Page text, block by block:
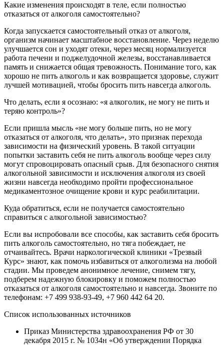
Какие изменения происходят в теле, если полностью
отказаться от алкоголя самостоятельно?
Когда запускается самостоятельный отказ от алкоголя,
организм начинает масштабное восстановление. Через неделю
улучшается сон и уходят отеки, через месяц нормализуется
работа печени и поджелудочной железы, восстанавливается
память и снижается общая тревожность. Понимание того, как
хорошо не пить алкоголь и как возвращается здоровье, служит
лучшей мотивацией, чтобы бросить пить навсегда алкоголь.
Что делать, если я осознаю: «я алкоголик, не могу не пить и
теряю контроль»?
Если пришла мысль «не могу больше пить, но не могу
отказаться от алкоголя, что делать», это признак перехода
зависимости на физический уровень. В такой ситуации
попытки заставить себя не пить алкоголь вообще через силу
могут спровоцировать опасный срыв. Для безопасного снятия
алкогольной зависимости и исключения алкоголя из своей
жизни навсегда необходимо пройти профессиональное
медикаментозное очищение крови и курс реабилитации.
Куда обратиться, если не получается самостоятельно
справиться с алкогольной зависимостью?
Если вы испробовали все способы, как заставить себя бросить
пить алкоголь самостоятельно, но тяга побеждает, не
отчаивайтесь. Врачи наркологической клиники «Трезвый
Курс» знают, как помочь избавиться от алкоголизма на любой
стадии. Мы проведем анонимное лечение, снимем тягу,
подберем надежную блокировку и поможем полностью
отказаться от алкоголя самостоятельно и навсегда. Звоните по
телефонам: +7 499 938-93-49, +7 960 442 64 20.
Список использованных источников
Приказ Министерства здравоохранения РФ от 30
декабря 2015 г. № 1034н «Об утверждении Порядка